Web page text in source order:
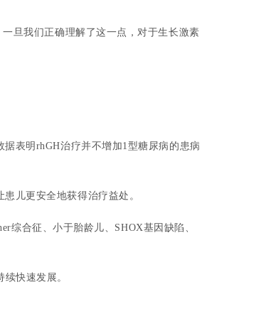
旦我们正确理解了这一点，对于生长激素
表明rhGH治疗并不增加1型糖尿病的患病
患儿更安全地获得治疗益处。
综合征、小于胎龄儿、SHOX基因缺陷、
快速发展。